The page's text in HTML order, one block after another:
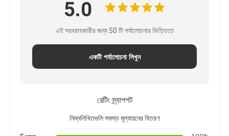
5.0
এই সরবরাহকারীর জন্য 50 টি পর্যালোচনার ভিত্তিতে
একটি পর্যালোচনা লিখুন
রেটিং স্ন্যাপশট
নিম্নলিখিতগুলি সমস্ত মূল্যায়নের বিতরণ